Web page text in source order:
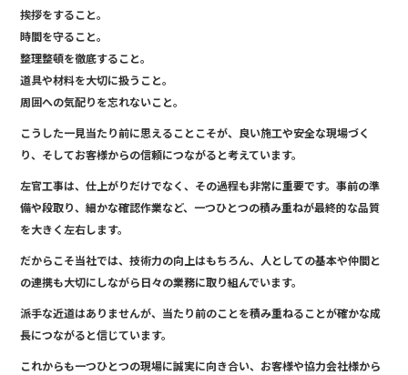
o
o
k
挨拶をすること。
時間を守ること。
整理整頓を徹底すること。
道具や材料を大切に扱うこと。
周囲への気配りを忘れないこと。
こうした一見当たり前に思えることこそが、良い施工や安全な現場づく
り、そしてお客様からの信頼につながると考えています。
左官工事は、仕上がりだけでなく、その過程も非常に重要です。事前の準
備や段取り、細かな確認作業など、一つひとつの積み重ねが最終的な品質
を大きく左右します。
だからこそ当社では、技術力の向上はもちろん、人としての基本や仲間と
の連携も大切にしながら日々の業務に取り組んでいます。
派手な近道はありませんが、当たり前のことを積み重ねることが確かな成
長につながると信じています。
これからも一つひとつの現場に誠実に向き合い、お客様や協力会社様から